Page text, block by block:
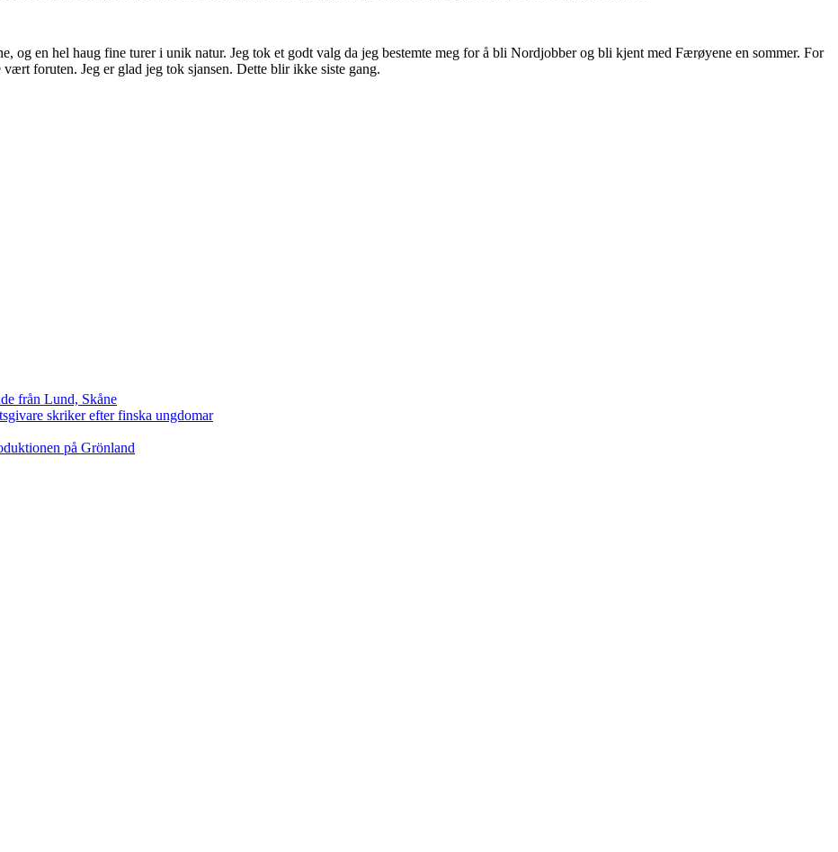
og en hel haug fine turer i unik natur. Jeg tok et godt valg da jeg bestemte meg for å bli Nordjobber og bli kjent med Færøyene en sommer. For
foruten. Jeg er glad jeg tok sjansen. Dette blir ikke siste gang.
från Lund, Skåne
skriker efter finska ungdomar
på Grönland